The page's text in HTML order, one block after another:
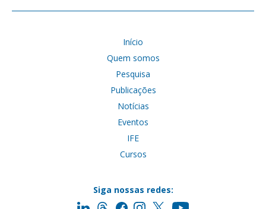
Início
Quem somos
Pesquisa
Publicações
Notícias
Eventos
IFE
Cursos
Siga nossas redes: